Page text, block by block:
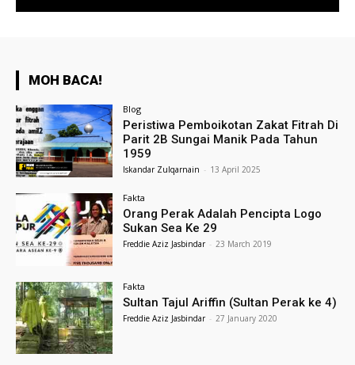
MOH BACA!
Blog
Peristiwa Pemboikotan Zakat Fitrah Di
Parit 2B Sungai Manik Pada Tahun
1959
Iskandar Zulqarnain - 13 April 2025
Fakta
Orang Perak Adalah Pencipta Logo
Sukan Sea Ke 29
Freddie Aziz Jasbindar - 23 March 2019
Fakta
Sultan Tajul Ariffin (Sultan Perak ke 4)
Freddie Aziz Jasbindar - 27 January 2020